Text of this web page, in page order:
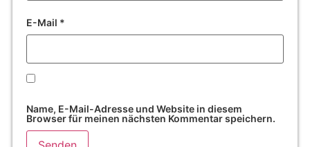
E-Mail *
Name, E-Mail-Adresse und Website in diesem
Browser für meinen nächsten Kommentar speichern.